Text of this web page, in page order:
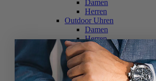
Damen
Herren
Outdoor Uhren
Damen
Herren
Schweizer Uhren
Damen
Herren
Skelettuhren